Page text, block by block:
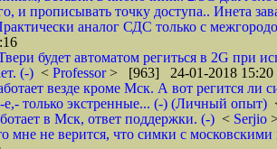
и прописывать точку доступа.. Инета
аналог СДС только с
будет автоматом региться в 2G при
(-) < Professor> [963] 24-01-2018 15:20
везде кроме Мск. А вот регится
только экстренные... (-) (Личный опыт)
в Мск, ответ поддержки. (-) < Serjio
мне не верится, что симки с